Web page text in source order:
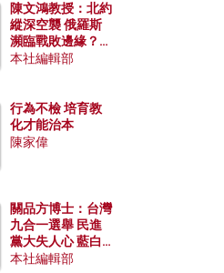
陳文鴻教授：北約
縱深空襲 俄羅斯
瀕臨戰敗邊緣？中
國零部件能左右戰
本社編輯部
行為不檢 培育教
化才能治本
陳家偉
關品方博士：台灣
九合一選舉 民進
黨大失人心 藍白
合作有望拿下七成
本社編輯部